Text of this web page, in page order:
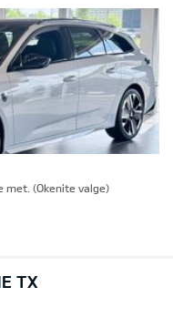
met. (Okenite valge)
TX